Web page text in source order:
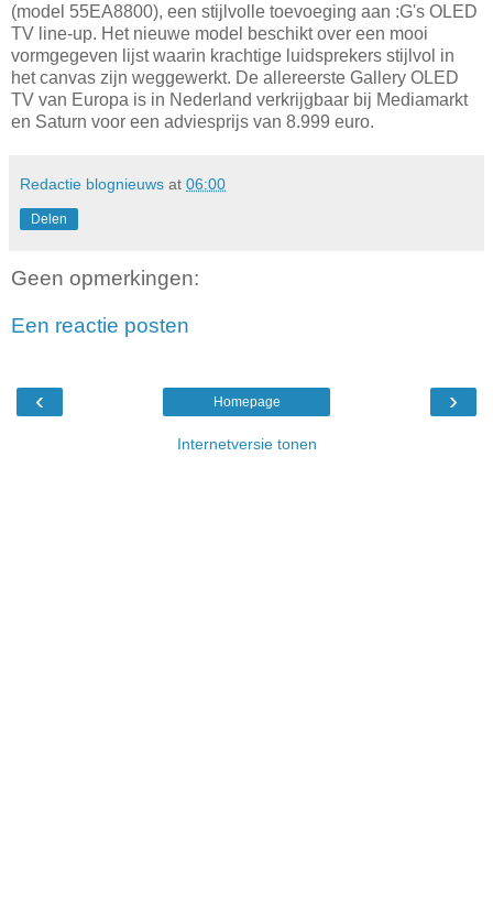
(model 55EA8800), een stijlvolle toevoeging aan :G's OLED
TV line-up. Het nieuwe model beschikt over een mooi
vormgegeven lijst waarin krachtige luidsprekers stijlvol in
het canvas zijn weggewerkt. De allereerste Gallery OLED
TV van Europa is in Nederland verkrijgbaar bij Mediamarkt
en Saturn voor een adviesprijs van 8.999 euro.
Redactie blognieuws at 06:00
Delen
Geen opmerkingen:
Een reactie posten
‹ ›
Homepage
Internetversie tonen